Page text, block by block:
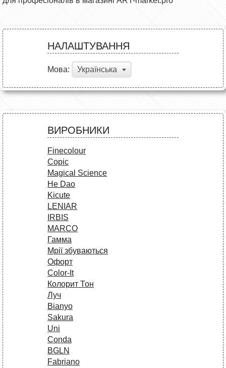
НАЛАШТУВАННЯ
Мова: Українська
ВИРОБНИКИ
Finecolour
Copic
Magical Science
He Dao
Kicute
LENIAR
IRBIS
MARCO
Гамма
Мрії збуваються
Офорт
Сolor-It
Колорит Тон
Луч
Bianyo
Sakura
Uni
Conda
BGLN
Fabriano